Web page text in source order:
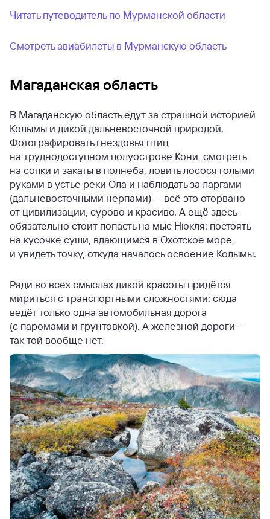
Читать путеводитель по Мурманской области
Смотреть авиабилеты в Мурманскую область
Магаданская область
В Магаданскую область едут за страшной историей
Колымы и дикой дальневосточной природой.
Фотографировать гнездовья птиц
на труднодоступном полуострове Кони, смотреть
на сопки и закаты в полнеба, ловить лосося голыми
руками в устье реки Ола и наблюдать за ларгами
(дальневосточными нерпами) — всё это оторвано
от цивилизации, сурово и красиво. А ещё здесь
обязательно стоит попасть на мыс Нюкля: постоять
на кусочке суши, вдающимся в Охотское море,
и увидеть точку, откуда началось освоение Колымы.
Ради во всех смыслах дикой красоты придётся
мириться с транспортными сложностями: сюда
ведёт только одна автомобильная дорога
(с паромами и грунтовкой). А железной дороги —
так той вообще нет.